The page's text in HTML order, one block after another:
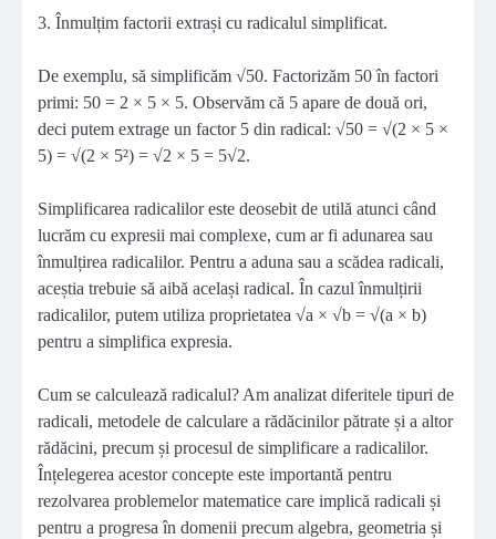
3. Înmulțim factorii extrași cu radicalul simplificat.
De exemplu, să simplificăm √50. Factorizăm 50 în factori
primi: 50 = 2 × 5 × 5. Observăm că 5 apare de două ori,
deci putem extrage un factor 5 din radical: √50 = √(2 × 5 ×
5) = √(2 × 5²) = √2 × 5 = 5√2.
Simplificarea radicalilor este deosebit de utilă atunci când
lucrăm cu expresii mai complexe, cum ar fi adunarea sau
înmulțirea radicalilor. Pentru a aduna sau a scădea radicali,
aceștia trebuie să aibă același radical. În cazul înmulțirii
radicalilor, putem utiliza proprietatea √a × √b = √(a × b)
pentru a simplifica expresia.
Cum se calculează radicalul? Am analizat diferitele tipuri de
radicali, metodele de calculare a rădăcinilor pătrate și a altor
rădăcini, precum și procesul de simplificare a radicalilor.
Înțelegerea acestor concepte este importantă pentru
rezolvarea problemelor matematice care implică radicali și
pentru a progresa în domenii precum algebra, geometria și